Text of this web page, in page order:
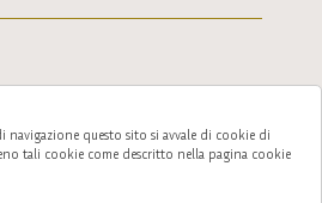
navigazione questo sito si avvale di cookie di
tali cookie come descritto nella pagina cookie